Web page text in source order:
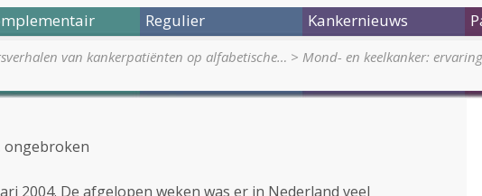
Regulier Kankernieuws
van kankerpatiënten op alfabetische… > Mond- en keelkanker:
ongebroken
2004. De afgelopen weken was er in Nederland veel